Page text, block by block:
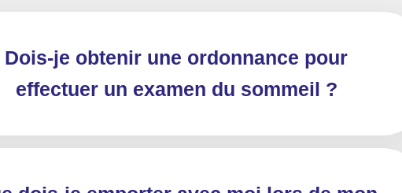
Dois-je obtenir une ordonnance pour
effectuer un examen du sommeil ?